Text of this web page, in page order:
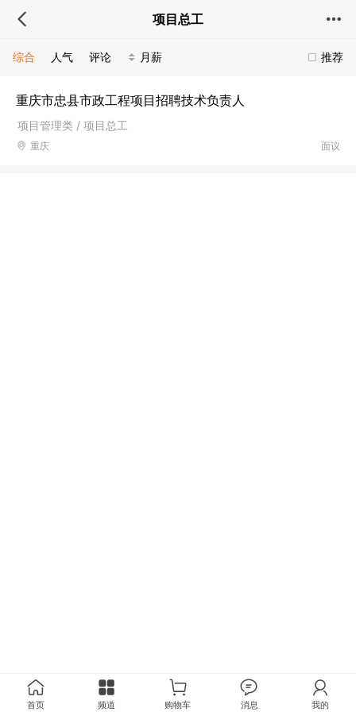
项目总工
推荐
综合 人气 评论 月薪
重庆市忠县市政工程项目招聘技术负责人
项目管理类 / 项目总工
面议
重庆
首页 频道 购物车 消息 我的